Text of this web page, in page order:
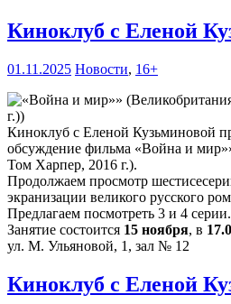
Киноклуб с Еленой
01.11.2025 Новости, 16+
Киноклуб с Еленой Кузьминовой
обсуждение фильма «Война и
Том Харпер, 2016 г.).
Продолжаем просмотр
экранизации великого русского
Предлагаем посмотреть 3 и 4 серии.
Занятие состоится 15 ноября, в
ул. М. Ульяновой, 1, зал № 12
Киноклуб с Еленой